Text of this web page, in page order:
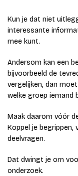
Kun je dat niet
interessante
mee kunt.
Andersom kan een
bijvoorbeeld de
vergelijken, dan
welke groep iemand
Maak daarom vóór
Koppel je begrippen,
deelvragen.
Dat dwingt je om
onderzoek.